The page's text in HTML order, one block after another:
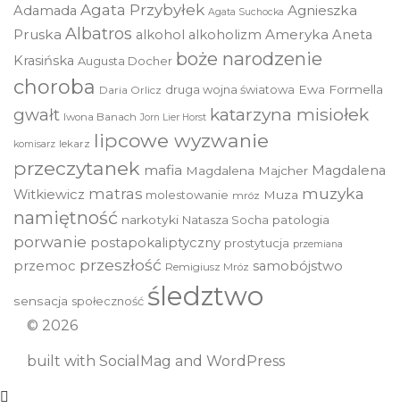
Adamada Agata Przybyłek Agata Suchocka Agnieszka
Pruska Albatros alkohol alkoholizm Ameryka Aneta
Krasińska Augusta Docher boże narodzenie
choroba Daria Orlicz druga wojna światowa Ewa Formella
gwałt Iwona Banach Jorn Lier Horst katarzyna misiołek
komisarz lekarz lipcowe wyzwanie
przeczytanek mafia Magdalena Majcher Magdalena
Witkiewicz matras molestowanie mróz Muza muzyka
namiętność narkotyki Natasza Socha patologia
porwanie postapokaliptyczny prostytucja przemiana
przemoc przeszłość Remigiusz Mróz samobójstwo
sensacja społeczność śledztwo
© 2026
built with SocialMag and WordPress